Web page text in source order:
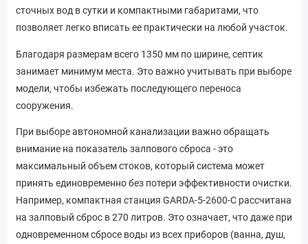
сточных вод в сутки и компактными габаритами, что
позволяет легко вписать ее практически на любой участок.
Благодаря размерам всего 1350 мм по ширине, септик
занимает минимум места. Это важно учитывать при выборе
модели, чтобы избежать последующего переноса
сооружения.
При выборе автономной канализации важно обращать
внимание на показатель залпового сброса - это
максимальный объем стоков, который система может
принять единовременно без потери эффективности очистки.
Например, компактная станция GARDA-5-2600-C рассчитана
на залповый сброс в 270 литров. Это означает, что даже при
одновременном сбросе воды из всех приборов (ванна, душ,